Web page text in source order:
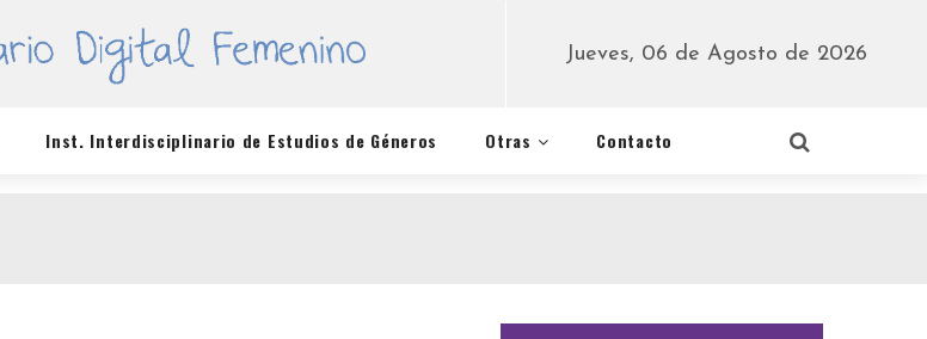
Jueves, 06 de Agosto de 2026
Inst. Interdisciplinario de Estudios de Géneros Otras Contacto